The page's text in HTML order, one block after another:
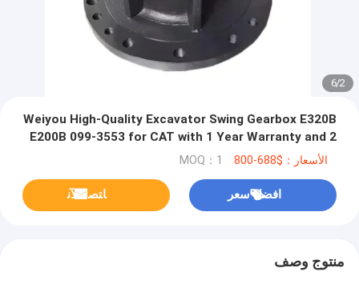
2
/
6
Weiyou High-Quality Excavator Swing Gearbox E320B
E200B 099-3553 for CAT with 1 Year Warranty and 2
Days Delivery
الأسعار：$688-800 MOQ：1
افضل سعر ﺎﺘﺼﻟ ﺍﻶﻧ
منتوج وصف